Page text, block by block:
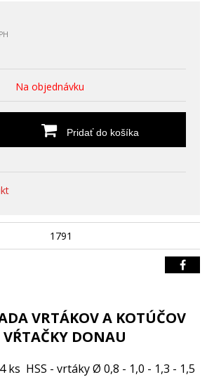
Na objednávku
Pridať do košíka
1791
VRTÁKOV A KOTÚČOV
VŔTAČKY DONAU
4 ks HSS - vrtáky Ø 0,8 - 1,0 - 1,3 - 1,5